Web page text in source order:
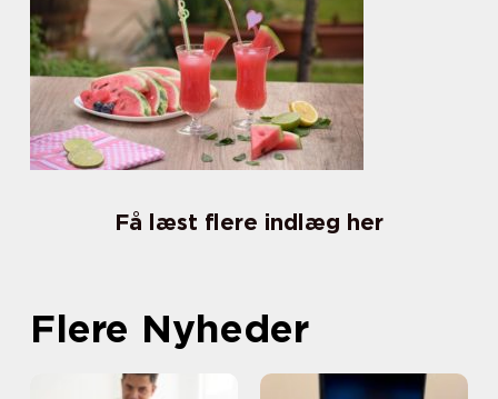
Få læst flere indlæg her
Flere Nyheder